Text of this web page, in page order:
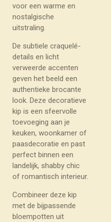
voor een warme en
nostalgische
uitstraling.
De subtiele craquelé-
details en licht
verweerde accenten
geven het beeld een
authentieke brocante
look. Deze decoratieve
kip is een sfeervolle
toevoeging aan je
keuken, woonkamer of
paasdecoratie en past
perfect binnen een
landelijk, shabby chic
of romantisch interieur.
Combineer deze kip
met de bijpassende
bloempotten uit